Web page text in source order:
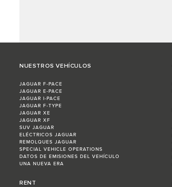
NUESTROS VEHÍCULOS
JAGUAR F-PACE
JAGUAR E-PACE
JAGUAR I-PACE
JAGUAR F-TYPE
JAGUAR XE
JAGUAR XF
SUV JAGUAR
ELÉCTRICOS JAGUAR
REMOLQUES JAGUAR
SPECIAL VEHICLE OPERATIONS
DATOS DE EMISIONES DEL VEHÍCULO
UNA NUEVA ERA
RENT